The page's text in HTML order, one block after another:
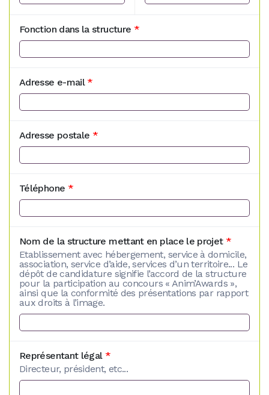
Fonction dans la structure *
Adresse e-mail *
Adresse postale *
Téléphone *
Nom de la structure mettant en place le projet *
Etablissement avec hébergement, service à domicile,
association, service d’aide, services d’un territoire... Le
dépôt de candidature signifie l’accord de la structure
pour la participation au concours « Anim’Awards »,
ainsi que la conformité des présentations par rapport
aux droits à l’image.
Représentant légal *
Directeur, président, etc...